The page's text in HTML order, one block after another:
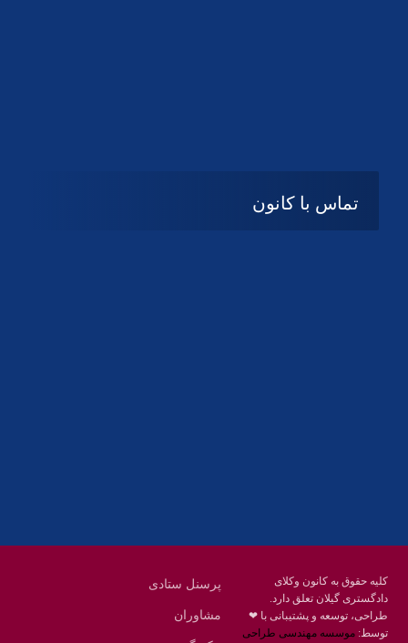
تماس با کانون
کلیه حقوق به کانون وکلای
دادگستری گیلان تعلق دارد.
طراحی، توسعه و پشتیبانی با ❤
توسط:موسسه مهندسی طراحی
پرسنل ستادی
مشاوران